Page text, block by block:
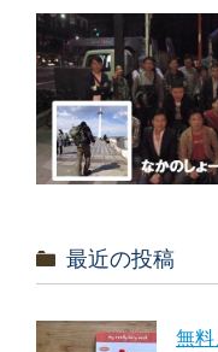
最近の投稿
無